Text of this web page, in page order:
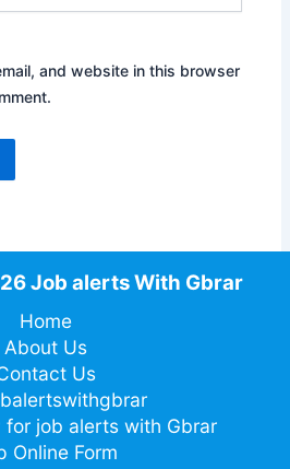
and website in this browser
Job alerts With Gbrar
Home
About Us
Us
for job alerts with Gbrar
Online Form